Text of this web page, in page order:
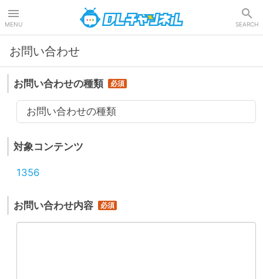
MENU SEARCH
お問い合わせ
お問い合わせの種類
お問い合わせの種類
対象コンテンツ
1356
お問い合わせ内容